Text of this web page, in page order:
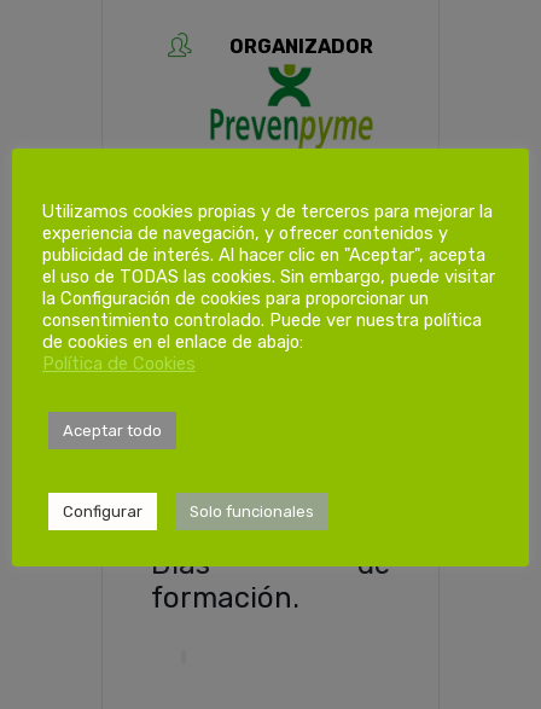
ORGANIZADOR
Teléfono
670901744
Correo electrónico
formacionprl@prevenpyme.es
Dias de
formación.
Utilizamos cookies propias y de terceros para mejorar la
experiencia de navegación, y ofrecer contenidos y
publicidad de interés. Al hacer clic en "Aceptar", acepta
el uso de TODAS las cookies. Sin embargo, puede visitar
la Configuración de cookies para proporcionar un
consentimiento controlado. Puede ver nuestra política
de cookies en el enlace de abajo:
Política de Cookies
Aceptar todo
Configurar Solo funcionales